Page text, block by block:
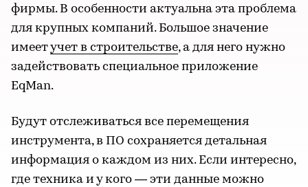
фирмы. В особенности актуальна эта проблема
для крупных компаний. Большое значение
имеетучет в строительстве, а для него нужно
задействовать специальное приложение
EqMan.
Будут отслеживаться все перемещения
инструмента, в ПО сохраняется детальная
информация о каждом из них. Если интересно,
где техника и у кого — эти данные можно